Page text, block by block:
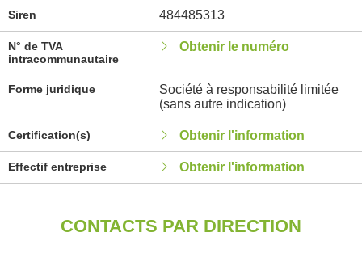
Siren 484485313
N° de TVA
intracommunautaire
Obtenir le numéro
Forme juridique
Société à responsabilité limitée
(sans autre indication)
Certification(s) Obtenir l'information
Effectif entreprise Obtenir l'information
CONTACTS PAR DIRECTION